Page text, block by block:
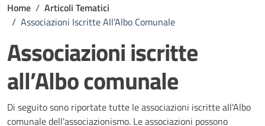
Home / Articoli Tematici
/ Associazioni Iscritte All’Albo Comunale
Associazioni iscritte
all’Albo comunale
Di seguito sono riportate tutte le associazioni iscritte all'Albo
comunale dell'associazionismo. Le associazioni possono